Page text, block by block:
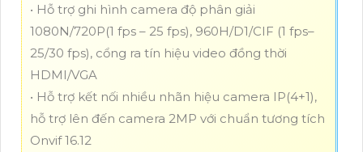
• Hỗ trợ ghi hình camera độ phân giải
1080N/720P(1 fps – 25 fps), 960H/D1/CIF (1 fps–
25/30 fps), cổng ra tín hiệu video đồng thời
HDMI/VGA
• Hỗ trợ kết nối nhiều nhãn hiệu camera IP(4+1),
hỗ trợ lên đến camera 2MP với chuẩn tương tích
Onvif 16.12